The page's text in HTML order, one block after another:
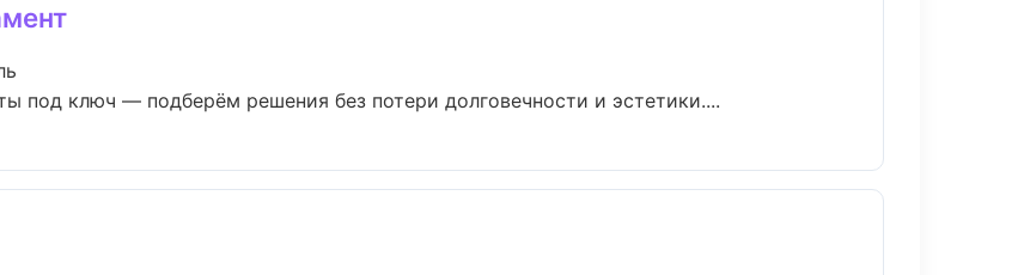
под ключ — подберём решения без потери долговечности и эстетики....